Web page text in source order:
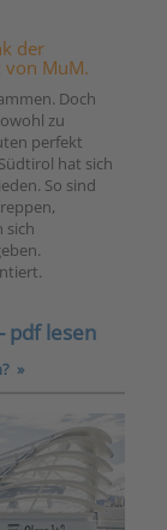
der
MuM.
Doch
zu
perfekt
hat sich
So sind
sich
pdf lesen
»